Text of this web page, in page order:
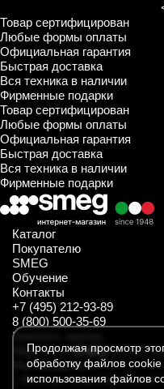
Товар сертифицирован
Любые формы оплаты
Официальная гарантия
Быстрая доставка
Вся техника в наличии
Фирменные подарки
Товар сертифицирован
Любые формы оплаты
Официальная гарантия
Быстрая доставка
Вся техника в наличии
Фирменные подарки
Каталог
Покупателю
SMEG
Обучение
Контакты
+7 (495) 212-93-89
8 (800) 500-35-69
Заказать звонок
https://t.me/
Мы находимся
г. Москва, Комсомольский
Продолжая просмотр
обработку файлов cookie
использования файлов